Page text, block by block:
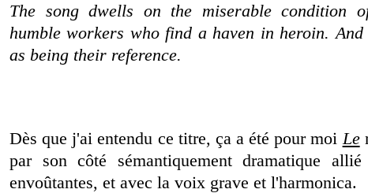
The song dwells on the miserable condition
humble workers who find a haven in heroin.
as being their reference.
Dès que j'ai entendu ce titre, ça a été pour moi Le
par son côté sémantiquement dramatique
envoûtantes, et avec la voix grave et l'harmonica.